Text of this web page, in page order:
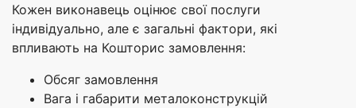
Кожен виконавець оцінює свої послуги
індивідуально, але є загальні фактори, які
впливають на Кошторис замовлення:
Обсяг замовлення
Вага і габарити металоконструкцій